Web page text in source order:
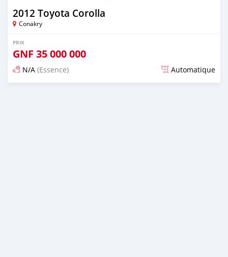
2012 Toyota Corolla
Conakry
PRIX
GNF 35 000 000
N/A (Essence) Automatique